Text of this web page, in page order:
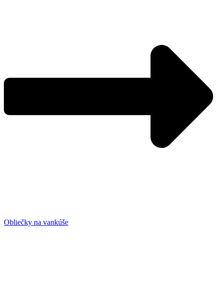
Obliečky na vankúše